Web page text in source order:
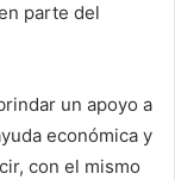
parte del
un apoyo a
económica y
con el mismo